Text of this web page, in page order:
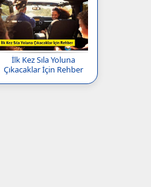
İlk Kez Sıla Yoluna
Çıkacaklar İçin Rehber